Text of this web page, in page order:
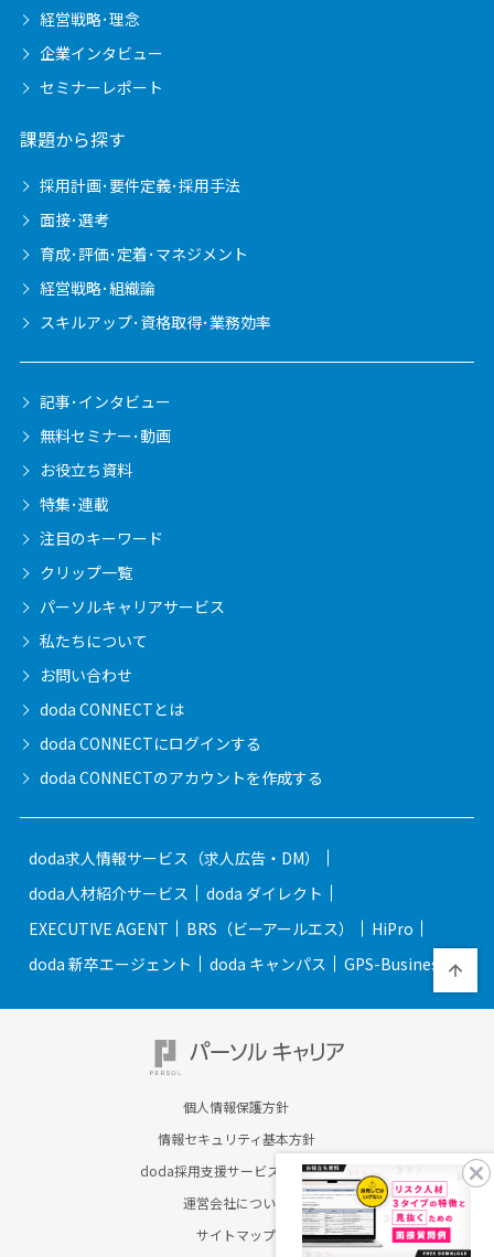
経営戦略･理念
企業インタビュー
セミナーレポート
課題から探す
採用計画･要件定義･採用手法
面接･選考
育成･評価･定着･マネジメント
経営戦略･組織論
スキルアップ･資格取得･業務効率
記事･インタビュー
無料セミナー･動画
お役立ち資料
特集･連載
注目のキーワード
クリップ一覧
パーソルキャリアサービス
私たちについて
お問い合わせ
doda CONNECTとは
doda CONNECTにログインする
doda CONNECTのアカウントを作成する
doda求人情報サービス（求人広告・DM）
doda人材紹介サービス
doda ダイレクト
EXECUTIVE AGENT
BRS（ビーアールエス）
HiPro
doda 新卒エージェント
doda キャンパス GPS-Business
個人情報保護方針
情報セキュリティ基本方針
doda採用支援サービスのご案内
運営会社について
サイトマップ